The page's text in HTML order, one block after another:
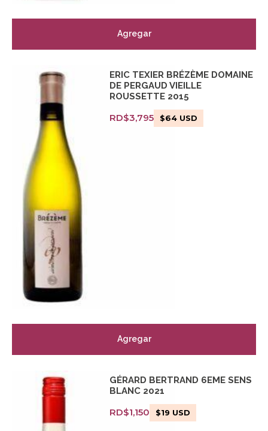
Agregar
ERIC TEXIER BRÉZÈME DOMAINE
DE PERGAUD VIEILLE
ROUSSETTE 2015
RD$3,795 $64 USD
Agregar
GÉRARD BERTRAND 6EME SENS
BLANC 2021
RD$1,150 $19 USD